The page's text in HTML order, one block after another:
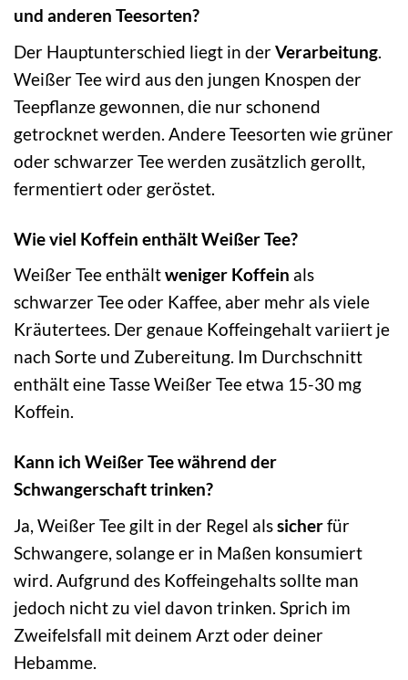
und anderen Teesorten?
Der Hauptunterschied liegt in derVerarbeitung.
Weißer Tee wird aus den jungen Knospen der
Teepflanze gewonnen, die nur schonend
getrocknet werden. Andere Teesorten wie grüner
oder schwarzer Tee werden zusätzlich gerollt,
fermentiert oder geröstet.
Wie viel Koffein enthält Weißer Tee?
Weißer Tee enthältweniger Koffein als
schwarzer Tee oder Kaffee, aber mehr als viele
Kräutertees. Der genaue Koffeingehalt variiert je
nach Sorte und Zubereitung. Im Durchschnitt
enthält eine Tasse Weißer Tee etwa 15-30 mg
Koffein.
Kann ich Weißer Tee während der
Schwangerschaft trinken?
Ja, Weißer Tee gilt in der Regel alssicherfür
Schwangere, solange er in Maßen konsumiert
wird. Aufgrund des Koffeingehalts sollte man
jedoch nicht zu viel davon trinken. Sprich im
Zweifelsfall mit deinem Arzt oder deiner
Hebamme.